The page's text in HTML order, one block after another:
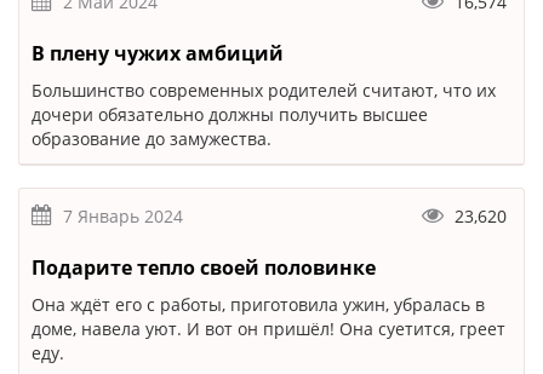
В плену чужих амбиций
Большинство современных родителей считают, что их
дочери обязательно должны получить высшее
образование до замужества.
7 Январь 2024 23,620
Подарите тепло своей половинке
Она ждёт его с работы, приготовила ужин, убралась в
доме, навела уют. И вот он пришёл! Она суетится, греет
еду.